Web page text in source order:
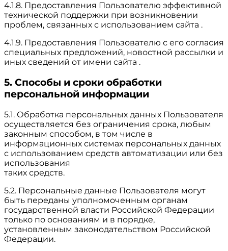
4.1.8. Предоставления Пользователю эффективной
технической поддержки при возникновении
проблем, связанных с использованием сайта .
4.1.9. Предоставления Пользователю с его согласия
специальных предложений, новостной рассылки и
иных сведений от имени сайта .
5. Способы и сроки обработки
персональной информации
5.1. Обработка персональных данных Пользователя
осуществляется без ограничения срока, любым
законным способом, в том числе в
информационных системах персональных данных
с использованием средств автоматизации или без
использования
таких средств.
5.2. Персональные данные Пользователя могут
быть переданы уполномоченным органам
государственной власти Российской Федерации
только по основаниям и в порядке,
установленным законодательством Российской
Федерации.